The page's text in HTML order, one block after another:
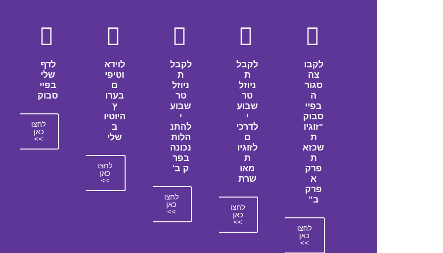
לקבו
צה
סגור
ה
בפיי
סבוק
"זוגיו
ת
שכזא
ת
פרק
א
פרק
ב"
לחצו
כאן
>>
לקבל
ת
ניוזל
טר
שבוע
י
לדרכי
ם
לזוגיו
ת
מאו
שרת
לחצו
כאן
>>
לקבל
ת
ניוזל
טר
שבוע
י
להתנ
הלות
נכונה
בפר
ק ב'
לחצו
כאן
>>
לוידא
וטיפי
ם
בערו
ץ
היוטיו
ב
שלי
לחצו
כאן
>>
לדף
שלי
בפיי
סבוק
לחצו
כאן
>>